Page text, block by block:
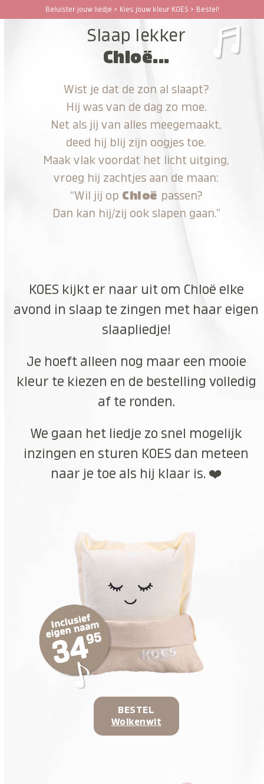
Beluister jouw liedje > Kies jouw kleur KOES > Bestel!
Open
Close
Slaap lekker
Chloë...
Wist je dat de zon al slaapt?
Hij was van de dag zo moe.
Net als jij van alles meegemaakt,
deed hij blij zijn oogjes toe.
Maak vlak voordat het licht uitging,
vroeg hij zachtjes aan de maan:
“Wil jij op Chloë passen?
Dan kan hij/zij ook slapen gaan.”
KOES kijkt er naar uit om Chloë elke
avond in slaap te zingen met haar eigen
slaapliedje!
Je hoeft alleen nog maar een mooie
kleur te kiezen en de bestelling volledig
af te ronden.
We gaan het liedje zo snel mogelijk
inzingen en sturen KOES dan meteen
naar je toe als hij klaar is. ❤️
BESTEL
Wolkenwit